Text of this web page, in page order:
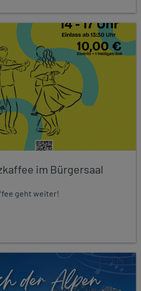
im Bürgersaal
geht weiter!